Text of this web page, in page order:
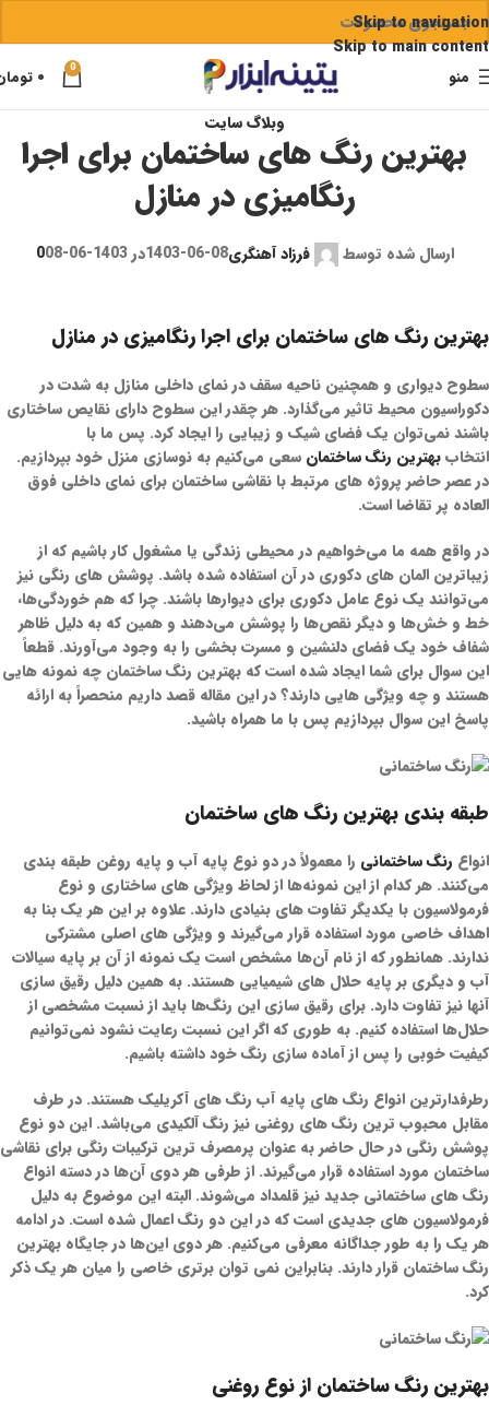
Skip to navigation
Skip to main content
منو 0 ۰
وبلاگ سایت
بهترین رنگ های ساختمان برای اجرا
رنگامیزی در منازل
ارسال شده توسط فرزاد آهنگری1403-06-08در 1403-06-08 0
بهترین رنگ های ساختمان برای اجرا رنگامیزی در منازل
سطوح دیواری و همچنین ناحیه سقف در نمای داخلی منازل به شدت در
دکوراسیون محیط تاثیر می‌گذارد. هر چقدر این سطوح دارای نقایص ساختاری
باشند نمی‌توان یک فضای شیک و زیبایی را ایجاد کرد. پس ما با
انتخاببهترین رنگ ساختمان سعی می‌کنیم به نوسازی منزل خود بپردازیم.
در عصر حاضر پروژه های مرتبط با نقاشی ساختمان برای نمای داخلی فوق
العاده پر تقاضا است.
در واقع همه ما می‌خواهیم در محیطی زندگی یا مشغول کار باشیم که از
زیباترین المان های دکوری در آن استفاده شده باشد. پوشش های رنگی نیز
می‌توانند یک نوع عامل دکوری برای دیوارها باشند. چرا که هم خوردگی‌ها،
خط و خش‌ها و دیگر نقص‌ها را پوشش می‌دهند و همین که به دلیل ظاهر
شفاف خود یک فضای دلنشین و مسرت بخشی را به وجود می‌آورند. قطعاً
این سوال برای شما ایجاد شده است که بهترین رنگ ساختمان چه نمونه هایی
هستند و چه ویژگی هایی دارند؟ در این مقاله قصد داریم منحصراً به ارائه
پاسخ این سوال بپردازیم پس با ما همراه باشید.
طبقه بندی بهترین رنگ های ساختمان
انواع رنگ ساختمانی را معمولاً در دو نوع پایه آب و پایه روغن طبقه بندی
می‌کنند. هر کدام از این نمونه‌ها از لحاظ ویژگی های ساختاری و نوع
فرمولاسیون با یکدیگر تفاوت های بنیادی دارند. علاوه بر این هر یک بنا به
اهداف خاصی مورد استفاده قرار می‌گیرند و ویژگی های اصلی مشترکی
ندارند. همانطور که از نام آن‌ها مشخص است یک نمونه از آن بر پایه سیالات
آب و دیگری بر پایه حلال های شیمیایی هستند. به همین دلیل رقیق سازی
آنها نیز تفاوت دارد. برای رقیق سازی این رنگ‌ها باید از نسبت مشخصی از
حلال‌ها استفاده کنیم. به طوری که اگر این نسبت رعایت نشود نمی‌توانیم
کیفیت خوبی را پس از آماده سازی رنگ خود داشته باشیم.
رطرفدارترین انواع رنگ های پایه آب رنگ های آکریلیک هستند. در طرف
مقابل محبوب ترین رنگ های روغنی نیز رنگ آلکیدی می‌باشد. این دو نوع
پوشش رنگی در حال حاضر به عنوان پرمصرف ترین ترکیبات رنگی برای نقاشی
ساختمان مورد استفاده قرار می‌گیرند. از طرفی هر دوی آن‌ها در دسته انواع
رنگ های ساختمانی جدیدنیز قلمداد می‌شوند. البته این موضوع به دلیل
فرمولاسیون های جدیدی است که در این دو رنگ اعمال شده است. در ادامه
هر یک را به طور جداگانه معرفی می‌کنیم. هر دوی این‌ها در جایگاه بهترین
رنگ ساختمان قرار دارند. بنابراین نمی توان برتری خاصی را میان هر یک ذکر
کرد.
بهترین رنگ ساختمان از نوع روغنی